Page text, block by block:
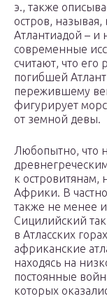
э., также
остров, называя,
Атлантиадой – и
современные
считают, что его
погибшей
пережившему
фигурирует
от земной девы.
Любопытно, что
к островитянам,
Африки. В
также не менее
Сицилийский
в Атласских
африканские
находясь на
постоянные
которых